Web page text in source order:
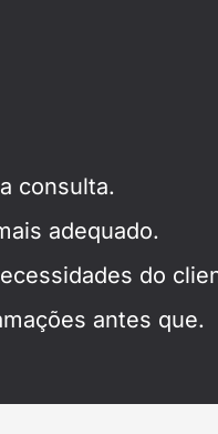
consulta.
adequado.
do
antes que.